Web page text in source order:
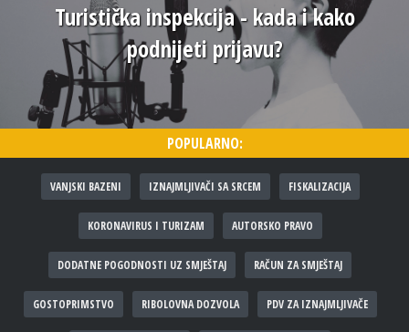
Turistička inspekcija - kada i kako
podnijeti prijavu?
POPULARNO:
VANJSKI BAZENI IZNAJMLJIVAČI SA SRCEM FISKALIZACIJA
KORONAVIRUS I TURIZAM AUTORSKO PRAVO
DODATNE POGODNOSTI UZ SMJEŠTAJ RAČUN ZA SMJEŠTAJ
GOSTOPRIMSTVO RIBOLOVNA DOZVOLA PDV ZA IZNAJMLJIVAČE